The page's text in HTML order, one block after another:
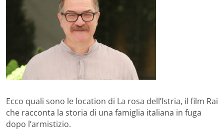
Ecco quali sono le location di La rosa dell’Istria, il film Rai
che racconta la storia di una famiglia italiana in fuga
dopo l’armistizio.